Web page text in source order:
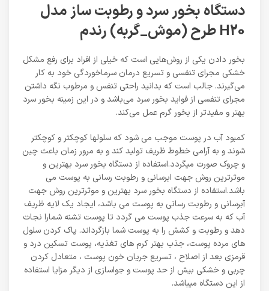
دستگاه بخور سرد و رطوبت ساز مدل
H20 طرح (موش_گربه) رندم
بخور دادن یکی از روش‌هایی است که خیلی از افراد برای رفع مشکل
خشکی مجرای تنفسی و تسریع درمان سرماخوردگی خود به کار
می‌گیرند. جالب است که بدانید راحتی تنفس و مرطوب نگه داشتن
مجرای تنفسی از فواید بخور سرد می‌باشد و در این زمینه بخور سرد
بهتر و مفیدتر از بخور گرم عمل می‌کند.
کمبود آب در پوست موجب می شود که سلولها کوچکتر و کوچکتر
شوند و به آرامی خطوط ظریف تولید کند و به مرور زمان باعث چین
و چروک صورت میگردد.استفاده از دستگاه بخور سرد بهترین و
موثرترین روش جهت ابرسانی و رطوبت رسانی به پوست می
باشد.استفاده از دستگاه بخور سرد بهترین و موثرترین روش جهت
آبرسانی و رطوبت رسانی به پوست می باشد، ایجاد یک لایه ظریف
آب که به سرعت جذب پوست می گردد تا پوست تشنه شمارا نجات
دهد و رطوبت و کشش را به پوست شما بازگرداند. پاک کردن سلول
های مرده پوست، جذب بهتر کرم های تغذیه، پوست تسکین درد و
قرمزی بعد از اصلاح ، تسریع جریان خون پوست ، متعادل کردن
چربی و خشکی بیش از حد پوست و جواسازی از دیگر مزایا استفاده
از این دستگاه میباشد.